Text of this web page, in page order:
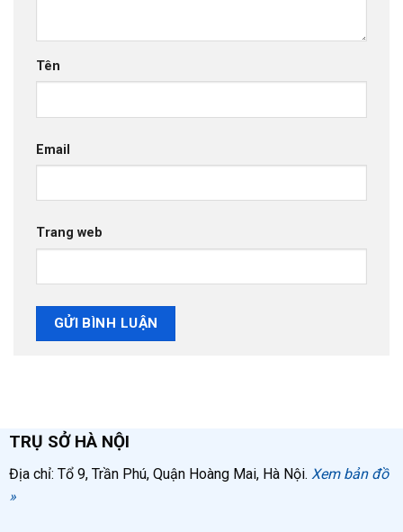
Tên
Email
Trang web
TRỤ SỞ HÀ NỘI
Địa chỉ: Tổ 9, Trần Phú, Quận Hoàng Mai, Hà Nội. Xem bản đồ
»